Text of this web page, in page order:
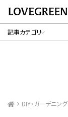
記事カテゴリ
DIY・ガーデニング